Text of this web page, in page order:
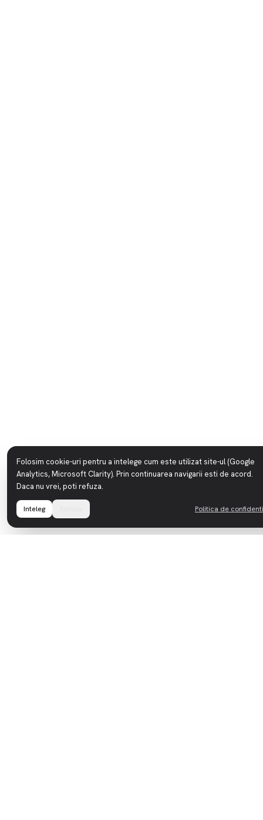
Folosim cookie-uri pentru a intelege cum este utilizat site-ul (Google
Analytics, Microsoft Clarity). Prin continuarea navigarii esti de acord.
Daca nu vrei, poti refuza.
Inteleg Politica de